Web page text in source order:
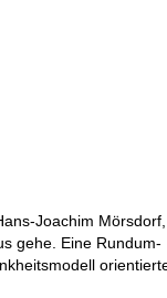
Joachim
gehe. Eine Rundum-